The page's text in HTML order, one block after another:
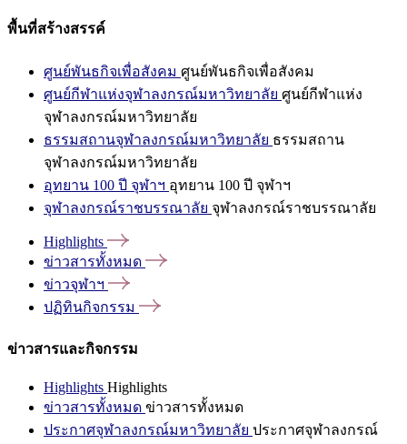
พื้นที่สร้างสรรค์
ศูนย์พันธกิจเพื่อสังคม ศูนย์พันธกิจเพื่อสังคม
ศูนย์กีฬาแห่งจุฬาลงกรณ์มหาวิทยาลัย ศูนย์กีฬาแห่ง
จุฬาลงกรณ์มหาวิทยาลัย
ธรรมสถานจุฬาลงกรณ์มหาวิทยาลัย ธรรมสถาน
จุฬาลงกรณ์มหาวิทยาลัย
อุทยาน 100 ปี จุฬาฯ อุทยาน 100 ปี จุฬาฯ
จุฬาลงกรณ์ราชบรรณาลัย จุฬาลงกรณ์ราชบรรณาลัย
Highlights
ข่าวสารทั้งหมด
ข่าวจุฬาฯ
ปฏิทินกิจกรรม
ข่าวสารและกิจกรรม
Highlights Highlights
ข่าวสารทั้งหมด ข่าวสารทั้งหมด
ประกาศจุฬาลงกรณ์มหาวิทยาลัย ประกาศจุฬาลงกรณ์